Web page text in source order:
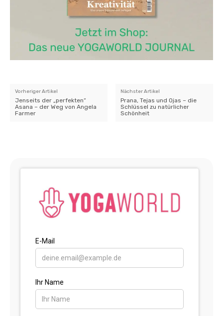
Vorheriger Artikel
Jenseits der „perfekten“
Asana – der Weg von Angela
Farmer
Nächster Artikel
Prana, Tejas und Ojas – die
Schlüssel zu natürlicher
Schönheit